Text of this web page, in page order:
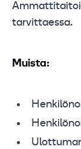
tarvittaessa.
Muista: